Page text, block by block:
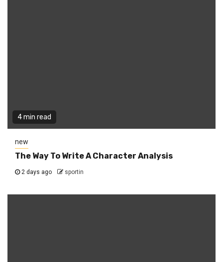
4 min read
new
The Way To Write A Character Analysis
2 days ago sportin